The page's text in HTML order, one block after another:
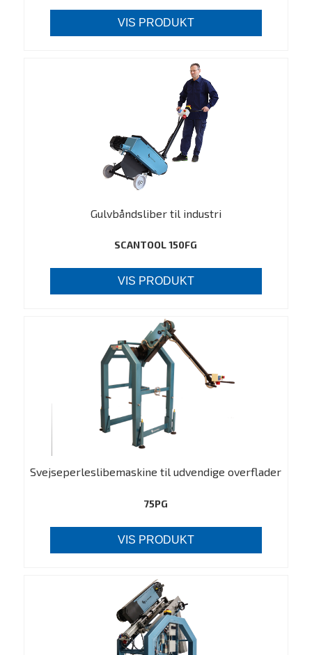
VIS PRODUKT
Gulvbåndsliber til industri
SCANTOOL 150FG
VIS PRODUKT
Svejseperleslibemaskine til udvendige overflader
75PG
VIS PRODUKT